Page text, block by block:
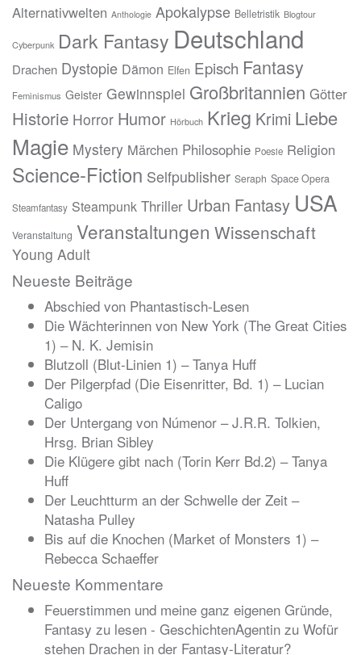
Alternativwelten Anthologie Apokalypse Belletristik Blogtour
Cyberpunk Dark Fantasy Deutschland
Drachen Dystopie Dämon Elfen Episch Fantasy
Feminismus Geister Gewinnspiel Großbritannien Götter
Historie Horror Humor Hörbuch Krieg Krimi Liebe
Magie Mystery Märchen Philosophie Poesie Religion
Science-Fiction Selfpublisher Seraph Space Opera
Steamfantasy Steampunk Thriller Urban Fantasy USA
Veranstaltung Veranstaltungen Wissenschaft
Young Adult
Neueste Beiträge
Abschied von Phantastisch-Lesen
Die Wächterinnen von New York (The Great Cities
1) – N. K. Jemisin
Blutzoll (Blut-Linien 1) – Tanya Huff
Der Pilgerpfad (Die Eisenritter, Bd. 1) – Lucian
Caligo
Der Untergang von Númenor – J.R.R. Tolkien,
Hrsg. Brian Sibley
Die Klügere gibt nach (Torin Kerr Bd.2) – Tanya
Huff
Der Leuchtturm an der Schwelle der Zeit –
Natasha Pulley
Bis auf die Knochen (Market of Monsters 1) –
Rebecca Schaeffer
Neueste Kommentare
Feuerstimmen und meine ganz eigenen Gründe,
Fantasy zu lesen - GeschichtenAgentin zu Wofür
stehen Drachen in der Fantasy-Literatur?